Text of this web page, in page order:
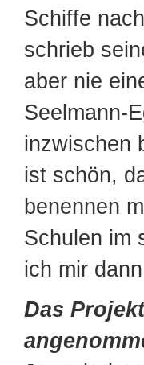
Schiffe
schrieb
aber nie
Seelmann-
inzwischen
ist schön,
benennen
Schulen im
ich mir
Das